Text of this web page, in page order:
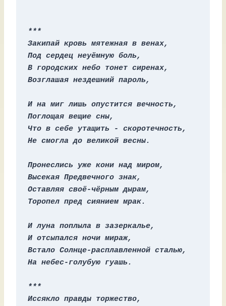
***
Закипай кровь мятежная в венах,
Под сердец неуёмную боль,
В городских небо тонет сиренах,
Возглашая нездешний пароль,
И на миг лишь опустится вечность,
Поглощая вещие сны,
Что в себе утащить - скоротечность,
Не смогла до великой весны.
Пронеслись уже кони над миром,
Высекая Предвечного знак,
Оставляя своё-чёрным дырам,
Торопел пред сиянием мрак.
И луна поплыла в зазеркалье,
И отсыпался ночи мираж,
Встало Солнце-расплавленной сталью,
На небес-голубую гуашь.
***
Иссякло правды торжество,